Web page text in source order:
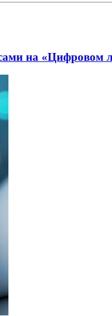
на «Цифровом